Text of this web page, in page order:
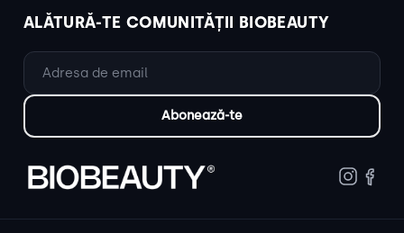
ALĂTURĂ-TE COMUNITĂȚII BIOBEAUTY